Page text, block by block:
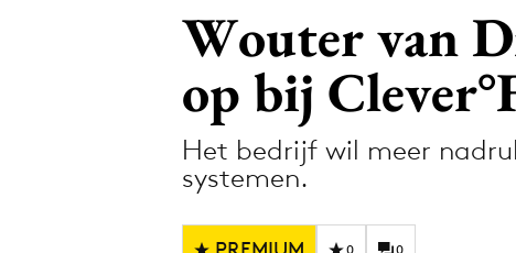
Design
Diversiteit
Wouter van
op bij
Het bedrijf wil meer
systemen.
0 0